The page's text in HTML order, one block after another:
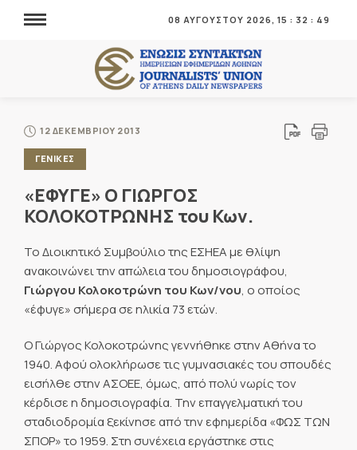
08 ΑΥΓΟΥΣΤΟΥ 2026, 15 : 32 : 50
12 ΔΕΚΕΜΒΡΙΟΥ 2013
ΓΕΝΙΚΕΣ
«ΕΦΥΓΕ» Ο ΓΙΩΡΓΟΣ
ΚΟΛΟΚΟΤΡΩΝΗΣ του Κων.
Το Διοικητικό Συμβούλιο της ΕΣΗΕΑ με θλίψη
ανακοινώνει την απώλεια του δημοσιογράφου,
Γιώργου Κολοκοτρώνη του Κων/νου, ο οποίος
«έφυγε» σήμερα σε ηλικία 73 ετών.
Ο Γιώργος Κολοκοτρώνης γεννήθηκε στην Αθήνα το
1940. Αφού ολοκλήρωσε τις γυμνασιακές του σπουδές
εισήλθε στην ΑΣΟΕΕ, όμως, από πολύ νωρίς τον
κέρδισε η δημοσιογραφία. Την επαγγελματική του
σταδιοδρομία ξεκίνησε από την εφημερίδα «ΦΩΣ ΤΩΝ
ΣΠΟΡ» το 1959. Στη συνέχεια εργάστηκε στις